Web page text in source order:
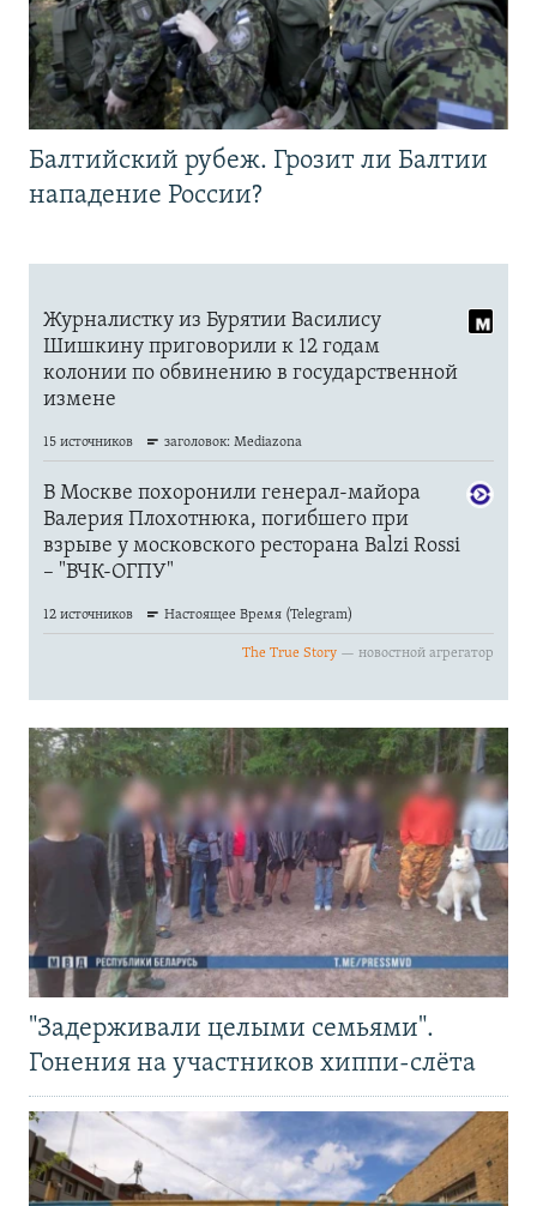
Балтийский рубеж. Грозит ли Балтии
нападение России?
"Задерживали целыми семьями".
Гонения на участников хиппи-слёта